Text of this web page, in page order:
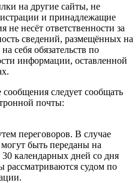
на другие сайты, не
и принадлежащие
несёт ответственности за
сведений, размещённых на
себя обязательств по
информации, оставленной
следует сообщать
почты:
переговоров. В случае
быть переданы на
календарных дней со дня
рассматриваются судом по